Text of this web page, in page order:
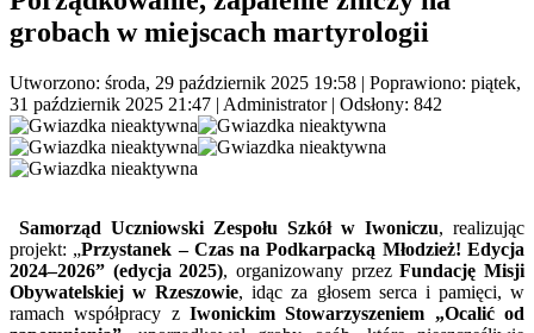
grobach w miejscach martyrologii
Utworzono: środa, 29 październik 2025 19:58 | Poprawiono: piątek,
31 październik 2025 21:47 | Administrator| Odsłony: 842
Samorząd Uczniowski Zespołu Szkół w Iwoniczu, realizując
projekt: „Przystanek – Czas na Podkarpacką Młodzież! Edycja
2024–2026” (edycja 2025), organizowany przezFundację Misji
Obywatelskiej w Rzeszowie, idąc za głosem serca i pamięci, w
ramach współpracy z Iwonickim Stowarzyszeniem „Ocalić od